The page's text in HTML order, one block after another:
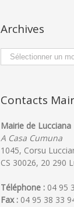
Archives
Archives
Contacts
Mairie de Lucciana
A Casa Cumuna
1045, Corsu
CS 30026, 20 290
Téléphone : 04 95
Fax : 04 95 38 33